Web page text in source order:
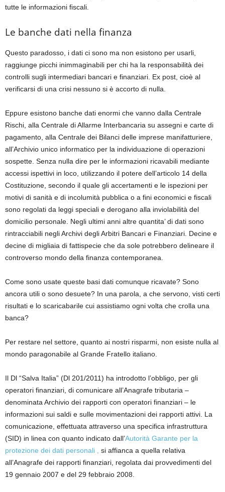
tutte le informazioni fiscali.
Le banche dati nella finanza
Questo paradosso, i dati ci sono ma non esistono per usarli,
raggiunge picchi inimmaginabili per chi ha la responsabilità dei
controlli sugli intermediari bancari e finanziari. Ex post, cioè al
verificarsi di una crisi nessuno si è accorto di nulla.
Eppure esistono banche dati enormi che vanno dalla Centrale
Rischi, alla Centrale di Allarme Interbancaria su assegni e carte di
pagamento, alla Centrale dei Bilanci delle imprese manifatturiere,
all’Archivio unico informatico per la individuazione di operazioni
sospette. Senza nulla dire per le informazioni ricavabili mediante
accessi ispettivi in loco, utilizzando il potere dell’articolo 14 della
Costituzione, secondo il quale gli accertamenti e le ispezioni per
motivi di sanità e di incolumità pubblica o a fini economici e fiscali
sono regolati da leggi speciali e derogano alla inviolabilità del
domicilio personale. Negli ultimi anni altre quantita’ di dati sono
rintracciabili negli Archivi degli Arbitri Bancari e Finanziari. Decine e
decine di migliaia di fattispecie che da sole potrebbero delineare il
controverso mondo della finanza contemporanea.
Come sono usate queste basi dati comunque ricavate? Sono
ancora utili o sono desuete? In una parola, a che servono, visti certi
risultati e lo scaricabarile cui assistiamo ogni volta che crolla una
banca?
Per restare nel settore, quanto ai nostri risparmi, non esiste nulla al
mondo paragonabile al Grande Fratello italiano.
Il Dl “Salva Italia” (Dl 201/2011) ha introdotto l’obbligo, per gli
operatori finanziari, di comunicare all’Anagrafe tributaria –
denominata Archivio dei rapporti con operatori finanziari – le
informazioni sui saldi e sulle movimentazioni dei rapporti attivi. La
comunicazione, effettuata attraverso una specifica infrastruttura
(SID) in linea con quanto indicato dall’Autorità Garante per la
protezione dei dati personali , si affianca a quella relativa
all’Anagrafe dei rapporti finanziari, regolata dai provvedimenti del
19 gennaio 2007 e del 29 febbraio 2008.